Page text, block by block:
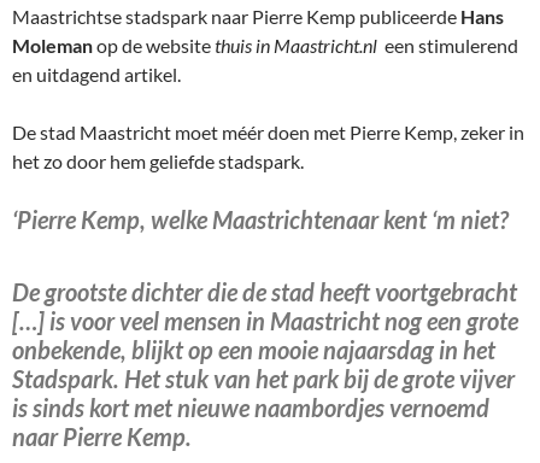
Maastrichtse stadspark naar Pierre Kemp publiceerde Hans
Molemanop de websitethuis in Maastricht.nl een stimulerend
en uitdagend artikel.
De stad Maastricht moet méér doen met Pierre Kemp, zeker in
het zo door hem geliefde stadspark.
‘Pierre Kemp, welke Maastrichtenaar kent ‘m niet?
De grootste dichter die de stad heeft voortgebracht
[…] is voor veel mensen in Maastricht nog een grote
onbekende, blijkt op een mooie najaarsdag in het
Stadspark. Het stuk van het park bij de grote vijver
is sinds kort met nieuwe naambordjes vernoemd
naar Pierre Kemp.